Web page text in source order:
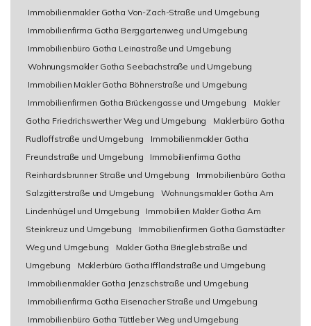
Immobilienmakler Gotha Von-Zach-Straße und Umgebung
Immobilienfirma Gotha Berggartenweg und Umgebung
Immobilienbüro Gotha Leinastraße und Umgebung
Wohnungsmakler Gotha Seebachstraße und Umgebung
Immobilien Makler Gotha Böhnerstraße und Umgebung
Immobilienfirmen Gotha Brückengasse und Umgebung
Makler
Gotha Friedrichswerther Weg und Umgebung
Maklerbüro Gotha
Rudloffstraße und Umgebung
Immobilienmakler Gotha
Freundstraße und Umgebung
Immobilienfirma Gotha
Reinhardsbrunner Straße und Umgebung
Immobilienbüro Gotha
Salzgitterstraße und Umgebung
Wohnungsmakler Gotha Am
Lindenhügel und Umgebung
Immobilien Makler Gotha Am
Steinkreuz und Umgebung
Immobilienfirmen Gotha Gamstädter
Weg und Umgebung
Makler Gotha Brieglebstraße und
Umgebung
Maklerbüro Gotha Ifflandstraße und Umgebung
Immobilienmakler Gotha Jenzschstraße und Umgebung
Immobilienfirma Gotha Eisenacher Straße und Umgebung
Immobilienbüro Gotha Tüttleber Weg und Umgebung